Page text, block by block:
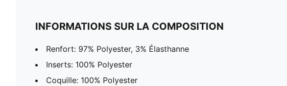
INFORMATIONS SUR LA COMPOSITION
Renfort: 97% Polyester, 3% Élasthanne
Inserts: 100% Polyester
Coquille: 100% Polyester